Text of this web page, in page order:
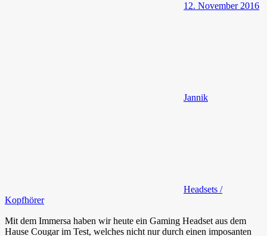
12. November 2016
Jannik
Headsets /
Kopfhörer
Mit dem Immersa haben wir heute ein Gaming Headset aus dem
Hause Cougar im Test, welches nicht nur durch einen imposanten